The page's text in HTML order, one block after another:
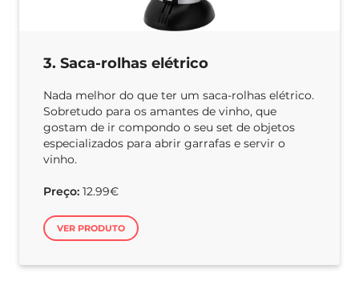
3. Saca-rolhas elétrico
Nada melhor do que ter um saca-rolhas elétrico.
Sobretudo para os amantes de vinho, que
gostam de ir compondo o seu set de objetos
especializados para abrir garrafas e servir o
vinho.
Preço: 12.99€
VER PRODUTO